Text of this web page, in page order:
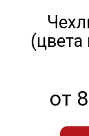
(цвета
от